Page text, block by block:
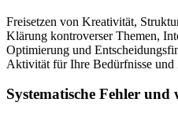
Freisetzen von Kreativität,
Klärung kontroverser Themen,
Optimierung und
Aktivität für Ihre Bedürfnisse und
Systematische Fehler und